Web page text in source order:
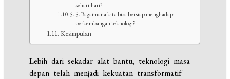
sehari-hari?
5. Bagaimana kita bisa bersiap menghadapi
perkembangan teknologi?
Kesimpulan
Lebih dari sekadar alat bantu, teknologi masa
depan telah menjadi kekuatan transformatif